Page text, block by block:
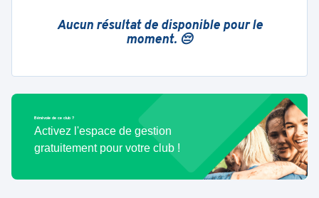
Aucun résultat de disponible pour le
moment. 😔
Bénévole de ce club ?
Activez l'espace de gestion
gratuitement pour votre club !